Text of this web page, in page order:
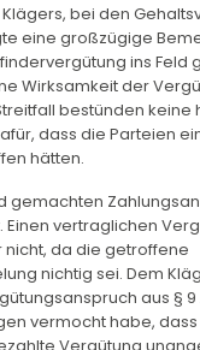
bei den
eine großzügige
ins Feld
Wirksamkeit der
bestünden keine
dass die Parteien
hätten.
gemachten
Einen vertraglichen
da die getroffene
nichtig sei. Dem
aus § 9
vermocht habe,